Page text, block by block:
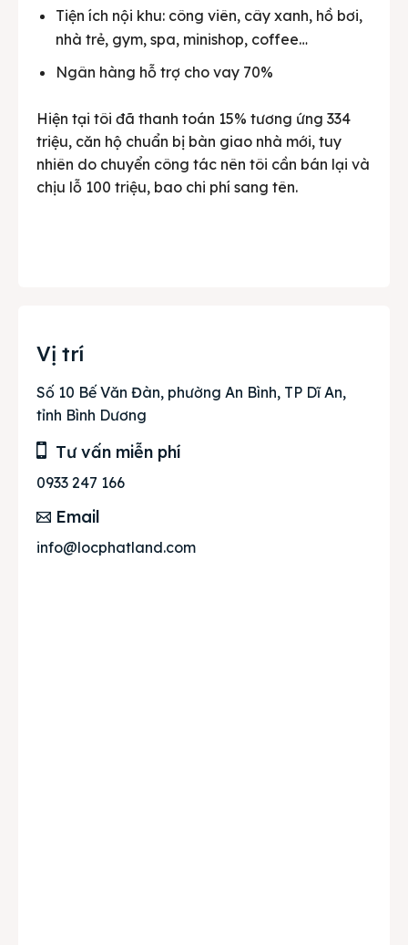
Tiện ích nội khu: công viên, cây xanh, hồ bơi,
nhà trẻ, gym, spa, minishop, coffee…
Ngân hàng hỗ trợ cho vay 70%
Hiện tại tôi đã thanh toán 15% tương ứng 334
triệu, căn hộ chuẩn bị bàn giao nhà mới, tuy
nhiên do chuyển công tác nên tôi cần bán lại và
chịu lỗ 100 triệu, bao chi phí sang tên.
Vị trí
Số 10 Bế Văn Đàn, phường An Bình, TP Dĩ An,
tỉnh Bình Dương
Tư vấn miễn phí
0933 247 166
Email
info@locphatland.com